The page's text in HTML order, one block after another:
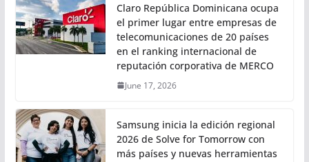
Claro República Dominicana ocupa
el primer lugar entre empresas de
telecomunicaciones de 20 países
en el ranking internacional de
reputación corporativa de MERCO
June 17, 2026
Samsung inicia la edición regional
2026 de Solve for Tomorrow con
más países y nuevas herramientas